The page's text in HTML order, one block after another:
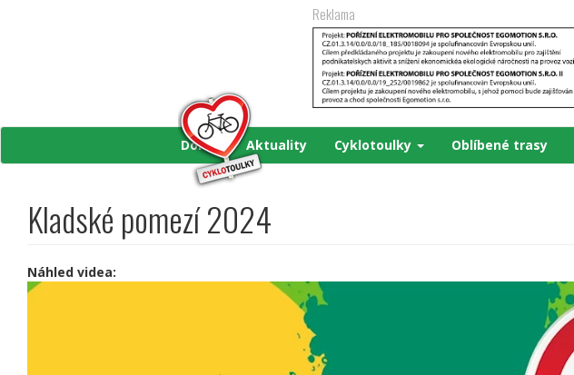
Reklama
Domů Aktuality Cyklotoulky Oblíbené trasy
Kladské pomezí 2024
Náhled videa: